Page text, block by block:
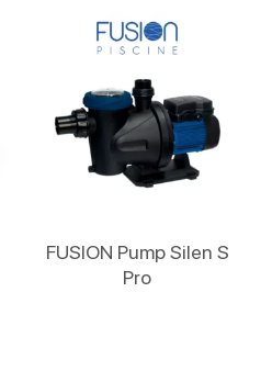
FUSION Pump Silen S
Pro